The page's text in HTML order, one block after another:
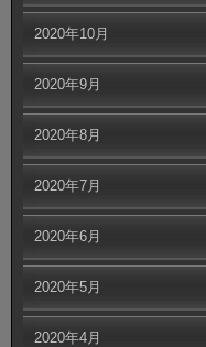
2020年10月
2020年9月
2020年8月
2020年7月
2020年6月
2020年5月
2020年4月